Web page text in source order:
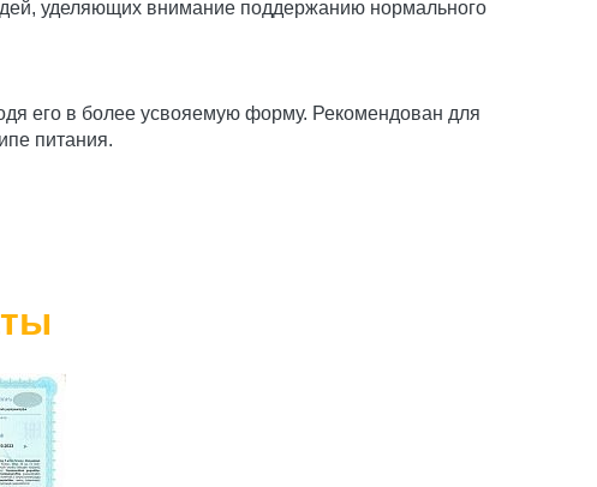
уделяющих внимание поддержанию нормального
его в более усвояемую форму. Рекомендован для
питания.